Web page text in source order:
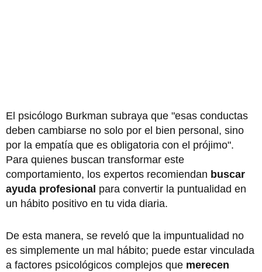
El psicólogo Burkman subraya que "esas conductas
deben cambiarse no solo por el bien personal, sino
por la empatía que es obligatoria con el prójimo".
Para quienes buscan transformar este
comportamiento, los expertos recomiendan buscar
ayuda profesional para convertir la puntualidad en
un hábito positivo en tu vida diaria.
De esta manera, se reveló que la impuntualidad no
es simplemente un mal hábito; puede estar vinculada
a factores psicológicos complejos que merecen